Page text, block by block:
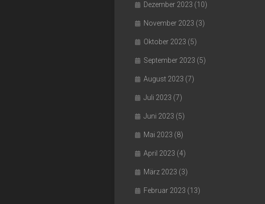
Dezember 2023 (10)
November 2023 (3)
Oktober 2023 (5)
September 2023 (5)
August 2023 (7)
Juli 2023 (7)
Juni 2023 (5)
Mai 2023 (8)
April 2023 (4)
März 2023 (3)
Februar 2023 (13)